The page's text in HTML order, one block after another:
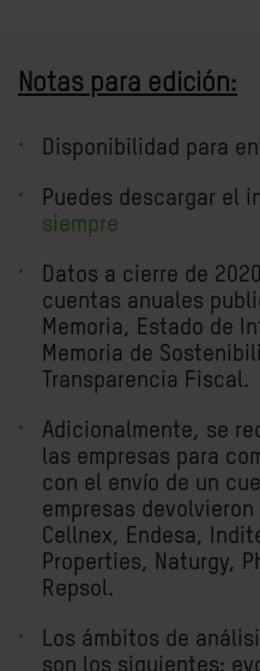
Notas para edición:
Disponibilidad para
Puedes descargar el
siempre
Datos a cierre de
cuentas anuales
Memoria, Estado de
Memoria de
Transparencia Fiscal.
Adicionalmente, se
las empresas para
con el envío de un
empresas
Cellnex, Endesa,
Properties, Naturgy,
Repsol.
Los ámbitos de
son los siguientes: